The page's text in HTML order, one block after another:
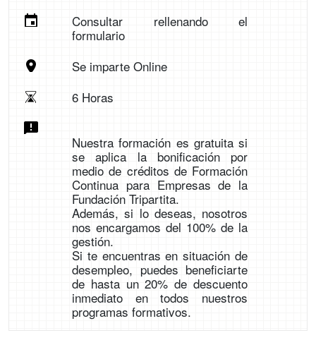
Consultar rellenando el
formulario
Se imparte Online
6 Horas
Nuestra formación es gratuita si
se aplica la bonificación por
medio de créditos de Formación
Continua para Empresas de la
Fundación Tripartita.
Además, si lo deseas, nosotros
nos encargamos del 100% de la
gestión.
Si te encuentras en situación de
desempleo, puedes beneficiarte
de hasta un 20% de descuento
inmediato en todos nuestros
programas formativos.